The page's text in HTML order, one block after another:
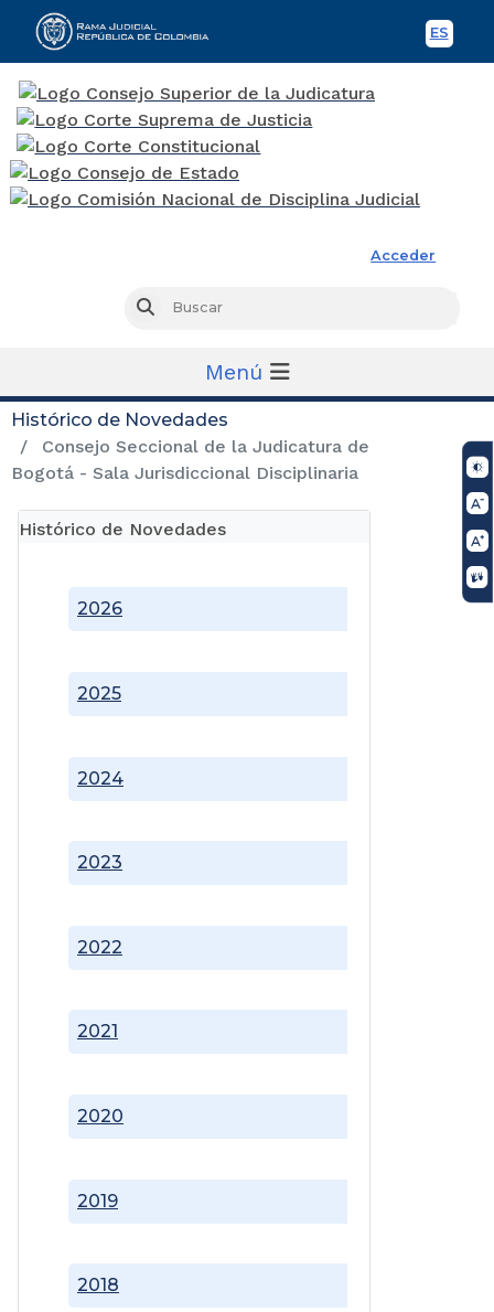
ES
Acceder
Buscar
Menú
Histórico de Novedades
Consejo Seccional de la Judicatura de
Bogotá - Sala Jurisdiccional Disciplinaria
Histórico de Novedades
2018
2019
2020
2021
2022
2023
2024
2025
2026